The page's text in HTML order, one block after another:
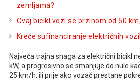
zemljama?
Ovaj bicikl vozi se brzinom od 50
Kreće sufinanciranje električnih
Najveća trajna snaga za električni bicikl
kW, a progresivno se smanjuje do nule
25 km/h, ili prije ako vozač prestane